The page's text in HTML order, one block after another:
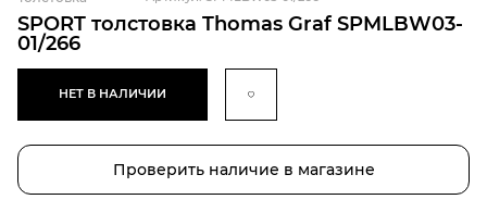
SPORT толстовка Thomas Graf SPMLBW03-
01/266
НЕТ В НАЛИЧИИ
Проверить наличие в магазине